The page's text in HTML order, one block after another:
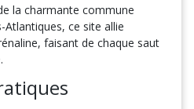
la charmante commune
Atlantiques, ce site allie
faisant de chaque saut